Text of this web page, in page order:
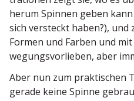
herum Spinnen geben
sich versteckt haben?), und
Formen und Farben und
we­gungs­vor­lieben, aber
Aber nun zum prakti­schen
gerade keine Spinne